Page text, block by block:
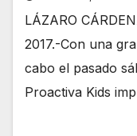
LÁZARO
2017.-Con una
cabo el pasado
Proactiva Kids